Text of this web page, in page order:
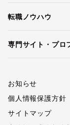
転職ノウハウ
専門サイト・プロ
お知らせ
個人情報保護方針
サイトマップ